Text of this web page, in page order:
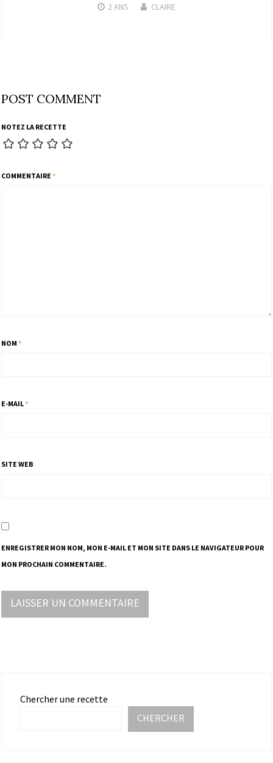
2 ANS CLAIRE
POST COMMENT
NOTEZ LA RECETTE
COMMENTAIRE *
NOM *
E-MAIL*
SITE WEB
ENREGISTRER MON NOM, MON E-MAIL ET MON SITE DANS LE NAVIGATEUR POUR
MON PROCHAIN COMMENTAIRE.
Chercher une recette
CHERCHER